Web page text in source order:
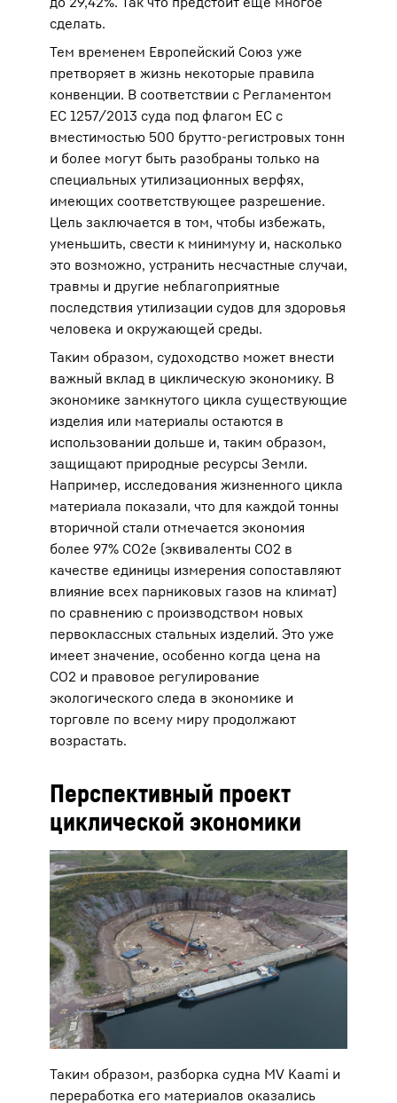
сделать.
Тем временем Европейский Союз уже
претворяет в жизнь некоторые правила
конвенции. В соответствии с Регламентом
ЕС 1257/2013 суда под флагом ЕС с
вместимостью 500 брутто-регистровых тонн
и более могут быть разобраны только на
специальных утилизационных верфях,
имеющих соответствующее разрешение.
Цель заключается в том, чтобы избежать,
уменьшить, свести к минимуму и, насколько
это возможно, устранить несчастные случаи,
травмы и другие неблагоприятные
последствия утилизации судов для здоровья
человека и окружающей среды.
Таким образом, судоходство может внести
важный вклад в циклическую экономику. В
экономике замкнутого цикла существующие
изделия или материалы остаются в
использовании дольше и, таким образом,
защищают природные ресурсы Земли.
Например, исследования жизненного цикла
материала показали, что для каждой тонны
вторичной стали отмечается экономия
более 97% CO2e (эквиваленты CO2 в
качестве единицы измерения сопоставляют
влияние всех парниковых газов на климат)
по сравнению с производством новых
первоклассных стальных изделий. Это уже
имеет значение, особенно когда цена на
CO2 и правовое регулирование
экологического следа в экономике и
торговле по всему миру продолжают
возрастать.
Перспективный проект
циклической экономики
Таким образом, разборка судна MV Kaami и
переработка его материалов оказались